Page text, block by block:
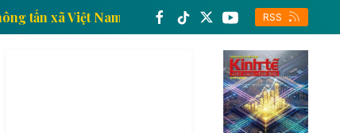
tế của Thông tấn xã Việt Nam Trang thông
RSS